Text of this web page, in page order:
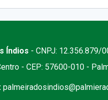
Índios - CNPJ: 12.356.879/
- CEP: 57600-010 -